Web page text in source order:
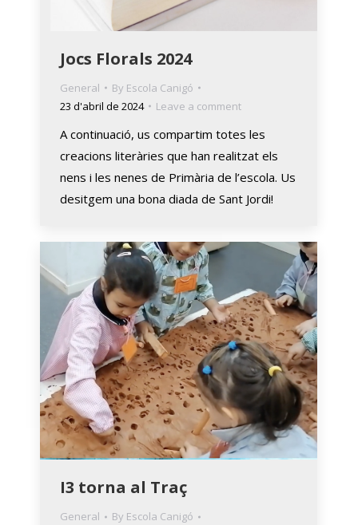
Jocs Florals 2024
General By Escola Canigó
23 d'abril de 2024
Leave a comment
A continuació, us compartim totes les
creacions literàries que han realitzat els
nens i les nenes de Primària de l’escola. Us
desitgem una bona diada de Sant Jordi!
I3 torna al Traç
General By Escola Canigó